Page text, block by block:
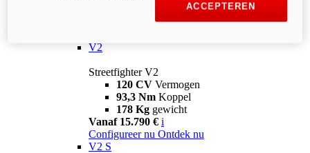
V2
Streetfighter V2
120 CV Vermogen
93,3 Nm Koppel
178 Kg gewicht
Vanaf 15.790 € i
Configureer nu Ontdek nu
V2 S
ACCEPTEREN